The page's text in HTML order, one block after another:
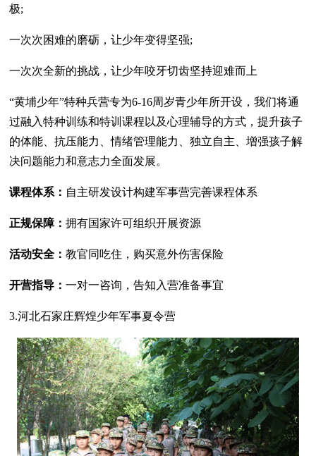
极;
一次次困难的磨砺，让少年变得坚强;
一次次全新的挑战，让少年咬牙切齿坚持迎难而上
“黄埔少年”特种兵营专为6-16周岁青少年所开设，我们将通
过融入特种训练和特训课程以及心理辅导的方式，提升孩子
的体能、抗压能力、情绪管理能力、独立自主、增强孩子解
决问题能力和意志力全面发展。
课程体系： 自主研发设计构建军事营完善课程体系
正规保障：拥有国家许可组织开展资源
活动安全：教官同吃住，购买意外伤害保险
开营指导：一对一咨询，告知入营准备事宜
3.河北石家庄辉煌少年军事夏令营